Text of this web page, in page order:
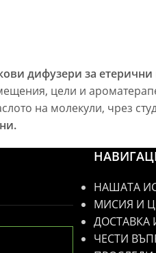
дифузери за етерични
цели и
на молекули, чрез
НАШАТА
МИСИЯ И
ЧЕСТИ